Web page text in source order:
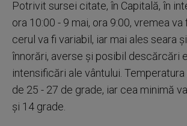
Potrivit sursei citate, în Capitală, în
ora 10:00 - 9 mai, ora 9:00, vremea va
cerul va fi variabil, iar mai ales seara
înnorări, averse și posibil descărcări
intensificări ale vântului.
de 25 - 27 de grade, iar cea minimă
și 14 grade.